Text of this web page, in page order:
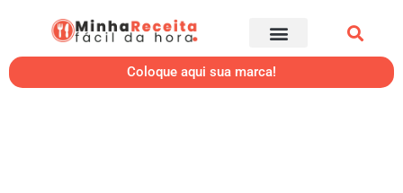
Coloque aqui sua marca!